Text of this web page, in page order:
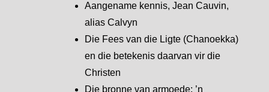
Aangename kennis, Jean Cauvin,
alias Calvyn
Die Fees van die Ligte (Chanoekka)
en die betekenis daarvan vir die
Christen
Die bronne van armoede: ’n